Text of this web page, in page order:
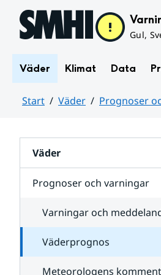
Hoppa till sidans innehåll
Gul,
Väder Klimat Data
Start Väder Prognoser
Väder
Prognoser och varningar
Varningar och
Väderprognos
Meteorologens